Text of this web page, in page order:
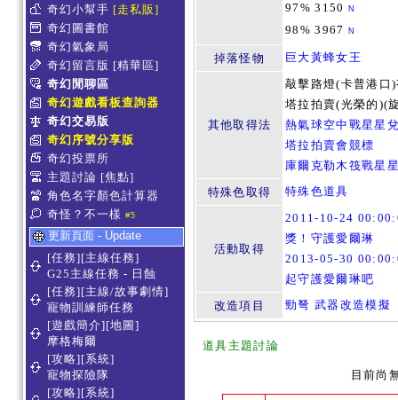
奇幻小幫手 [走私販]
奇幻圖書館
奇幻氣象局
奇幻留言版 [精華區]
奇幻閒聊區
奇幻遊戲看板查詢器
奇幻交易版
奇幻序號分享版
奇幻投票所
主題討論 [焦點]
角色名字顏色計算器
奇怪？不一樣 #5
更新頁面 - Update
[任務][主線任務]
G25主線任務 - 日蝕
[任務][主線/故事劇情]
寵物訓練師任務
[遊戲簡介][地圖]
摩格梅爾
[攻略][系統]
寵物探險隊
[攻略][系統]
97% 3150 N
98% 3967 N
掉落怪物 巨大黃蜂女王
其他取得法
敲擊路燈(卡普港口
塔拉拍賣(光榮的)(
熱氣球空中戰星星
塔拉拍賣會競標
庫爾克勒木筏戰星
特殊色取得
特殊色道具
活動取得
2011-10-24
獎！守護愛爾琳
2013-05-30
起守護愛爾琳吧
改造項目
勁弩 武器改造模擬
道具主題討論
目前尚